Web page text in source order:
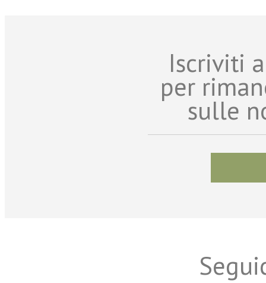
Iscriviti
per
sulle